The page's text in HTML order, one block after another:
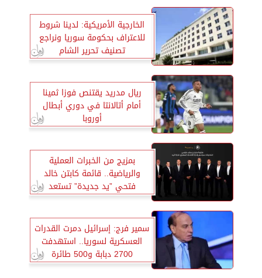
الخارجية الأمريكية: لدينا شروط
للاعتراف بحكومة سوريا ونراجع
تصنيف تحرير الشام
ريال مدريد يقتنص فوزا ثمينا
أمام أتالانتا في دوري أبطال
أوروبا
بمزيج من الخبرات العملية
والرياضية.. قائمة كابتن خالد
فتحي ”يد جديدة” تستعد
لانتخابات الاتحاد المصري لكرة
سمير فرج: إسرائيل دمرت القدرات
العسكرية لسوريا.. استهدفت
2700 دبابة و500 طائرة